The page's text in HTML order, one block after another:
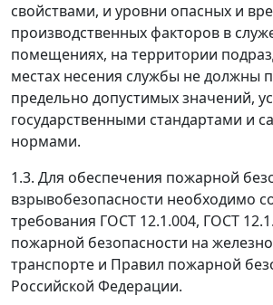
свойствами, и уровни опасных и
производственных факторов в
помещениях, на территории
местах несения службы не должны
предельно допустимых значений,
государственными стандартами и
нормами.
1.3. Для обеспечения пожарной
взрывобезопасности необходимо
требования ГОСТ 12.1.004, ГОСТ
пожарной безопасности на
транспорте и Правил пожарной
Российской Федерации.